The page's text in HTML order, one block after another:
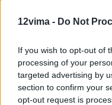
12vima - Do Not
If you wish to opt-out of
processing of your
targeted advertising by
section to confirm your
opt-out request is